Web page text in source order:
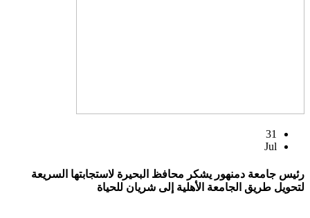
31
Jul
رئيس جامعة دمنهور يشكر محافظ البحيرة لاستجابتها السريعة
لتحويل طريق الجامعة الأهلية إلى شريان للحياة